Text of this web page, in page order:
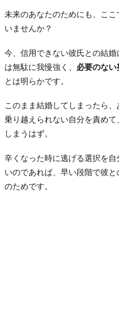
未来のあなたのためにも、こ
いませんか？
今、信用できない彼氏との結
は無駄に我慢強く、 必要のな
とは明らかです。
このまま結婚してしまったら
乗り越えられない自分を責め
しまうはず。
辛くなった時に逃げる選択を
いのであれば、早い段階で彼
のためです。